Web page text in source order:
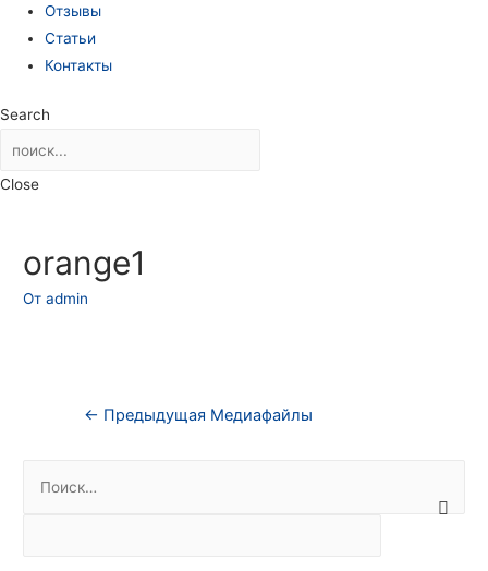
Отзывы
Статьи
Контакты
Search
Close
orange1
От admin
Навигация
записям
← Предыдущая Медиафайлы